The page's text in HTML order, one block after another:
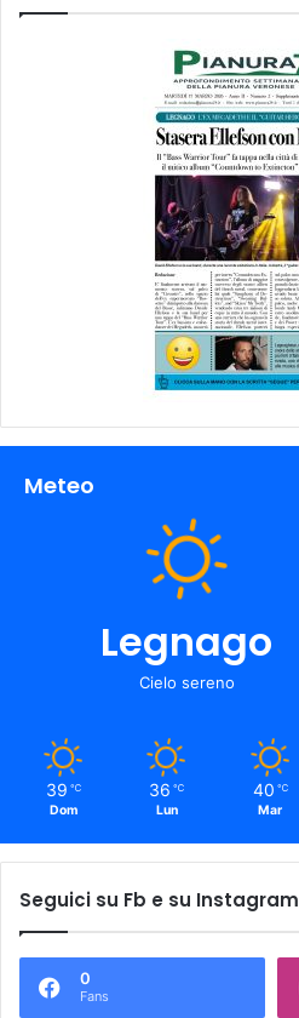
Meteo
Legnago
Cielo sereno
39 ℃
Dom
36 ℃
Lun
40 ℃
Mar
Seguici su Fb e su Instagram
0
Fans